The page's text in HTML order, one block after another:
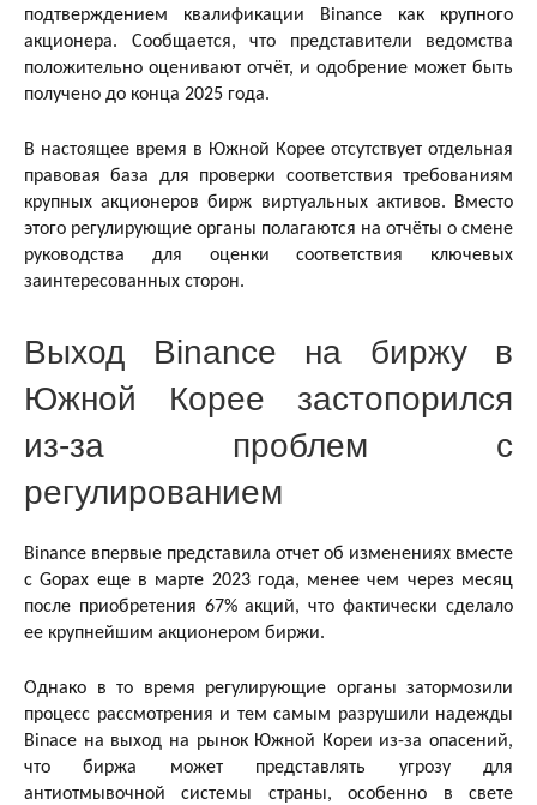
подтверждением квалификации Binance как крупного
акционера. Сообщается, что представители ведомства
положительно оценивают отчёт, и одобрение может быть
получено до конца 2025 года.
В настоящее время в Южной Корее отсутствует отдельная
правовая база для проверки соответствия требованиям
крупных акционеров бирж виртуальных активов. Вместо
этого регулирующие органы полагаются на отчёты о смене
руководства для оценки соответствия ключевых
заинтересованных сторон.
Выход Binance на биржу в
Южной Корее застопорился
из-за проблем с
регулированием
Binance впервые представила отчет об изменениях вместе
с Gopax еще в марте 2023 года, менее чем через месяц
после приобретения 67% акций, что фактически сделало
ее крупнейшим акционером биржи.
Однако в то время регулирующие органы затормозили
процесс рассмотрения и тем самым разрушили надежды
Binace на выход на рынок Южной Кореи из-за опасений,
что биржа может представлять угрозу для
антиотмывочной системы страны, особенно в свете